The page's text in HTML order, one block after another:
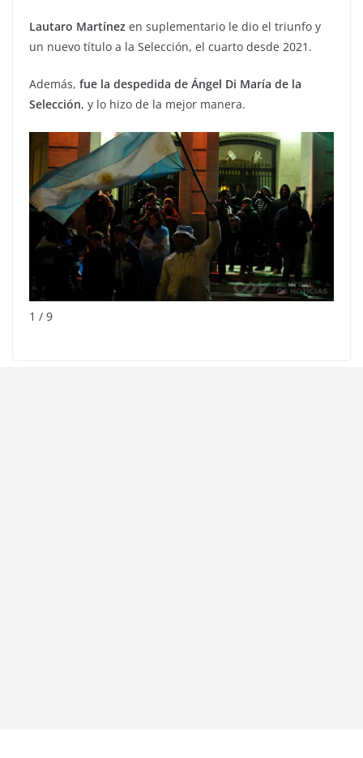
Lautaro Martínez en suplementario le dio el triunfo y
un nuevo título a la Selección, el cuarto desde 2021.
Además, fue la despedida de Ángel Di María de la
Selección, y lo hizo de la mejor manera.
1 / 9